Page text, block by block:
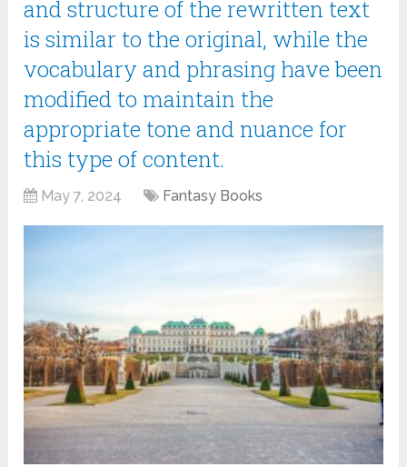
and structure of the rewritten text
is similar to the original, while the
vocabulary and phrasing have been
modified to maintain the
appropriate tone and nuance for
this type of content.
May 7, 2024 Fantasy Books